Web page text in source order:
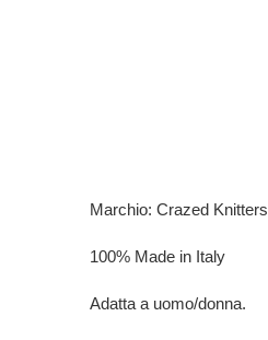
Marchio: Crazed Knitters
100% Made in Italy
Adatta a uomo/donna.